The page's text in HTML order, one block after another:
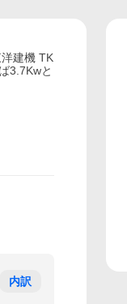
建機 TK
3.7Kwと
内訳